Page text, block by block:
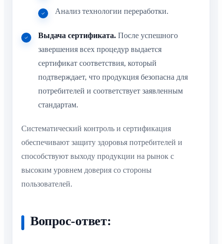
Анализ технологии переработки.
Выдача сертификата. После успешного
завершения всех процедур выдается
сертификат соответствия, который
подтверждает, что продукция безопасна для
потребителей и соответствует заявленным
стандартам.
Систематический контроль и сертификация
обеспечивают защиту здоровья потребителей и
способствуют выходу продукции на рынок с
высоким уровнем доверия со стороны
пользователей.
Вопрос-ответ: